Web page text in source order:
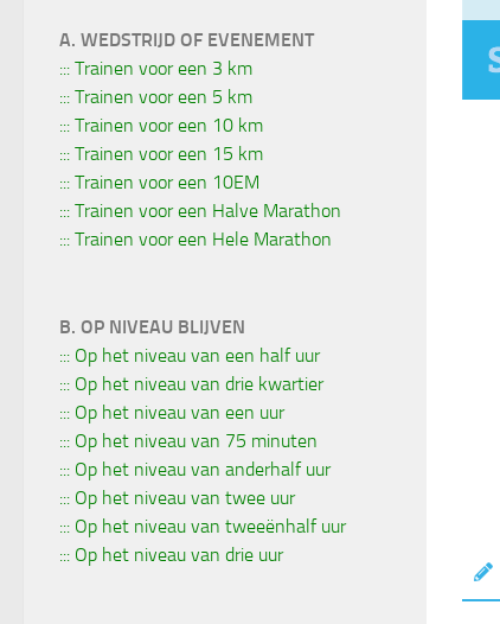
A. WEDSTRIJD OF EVENEMENT
::: Trainen voor een 3 km
::: Trainen voor een 5 km
::: Trainen voor een 10 km
::: Trainen voor een 15 km
::: Trainen voor een 10EM
::: Trainen voor een Halve Marathon
::: Trainen voor een Hele Marathon
B. OP NIVEAU BLIJVEN
::: Op het niveau van een half uur
::: Op het niveau van drie kwartier
::: Op het niveau van een uur
::: Op het niveau van 75 minuten
::: Op het niveau van anderhalf uur
::: Op het niveau van twee uur
::: Op het niveau van tweeënhalf uur
::: Op het niveau van drie uur